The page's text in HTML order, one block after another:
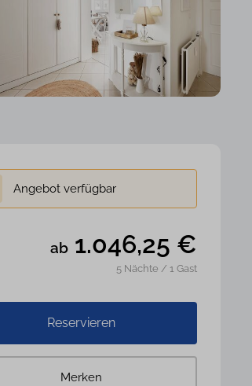
ab 1.046,25 €
5 Nächte / 1 Gast
Reservieren
Merken